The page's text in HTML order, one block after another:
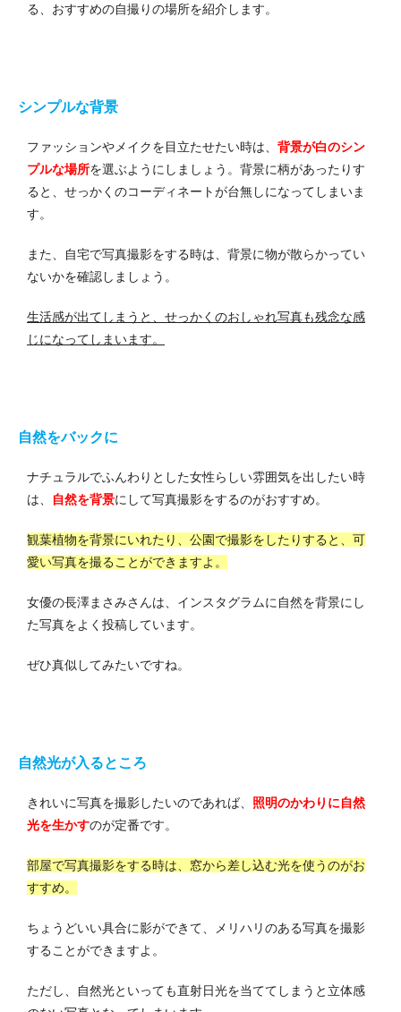
る、おすすめの自撮りの場所を紹介します。
シンプルな背景
ファッションやメイクを目立たせたい時は、 背景が白のシン
プルな場所を選ぶようにしましょう。背景に柄があったりす
ると、せっかくのコーディネートが台無しになってしまいま
す。
また、自宅で写真撮影をする時は、背景に物が散らかってい
ないかを確認しましょう。
生活感が出てしまうと、せっかくのおしゃれ写真も残念な感
じになってしまいます。
自然をバックに
ナチュラルでふんわりとした女性らしい雰囲気を出したい時
は、
自然を背景にして写真撮影をするのがおすすめ。
観葉植物を背景にいれたり、公園で撮影をしたりすると、可
愛い写真を撮ることができますよ。
女優の長澤まさみさんは、インスタグラムに自然を背景にし
た写真をよく投稿しています。
ぜひ真似してみたいですね。
自然光が入るところ
きれいに写真を撮影したいのであれば、 照明のかわりに自然
光を生かすのが定番です。
部屋で写真撮影をする時は、窓から差し込む光を使うのがお
すすめ。
ちょうどいい具合に影ができて、メリハリのある写真を撮影
することができますよ。
ただし、自然光といっても直射日光を当ててしまうと立体感